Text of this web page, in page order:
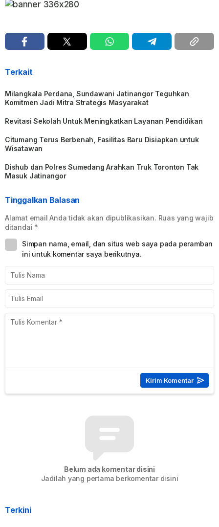
Terkait
Milangkala Perdana, Sundawani Jatinangor Teguhkan
Komitmen Jadi Mitra Strategis Masyarakat
Revitasi Sekolah Untuk Meningkatkan Layanan Pendidikan
Citumang Terus Berbenah, Fasilitas Baru Disiapkan untuk
Wisatawan
Dishub dan Polres Sumedang Arahkan Truk Toronton Tak
Masuk Jatinangor
Tinggalkan Balasan
Alamat email Anda tidak akan dipublikasikan. Ruas yang wajib
ditandai *
Simpan nama, email, dan situs web saya pada peramban
ini untuk komentar saya berikutnya.
Belum ada komentar disini
Jadilah yang pertama berkomentar disini
Terkini